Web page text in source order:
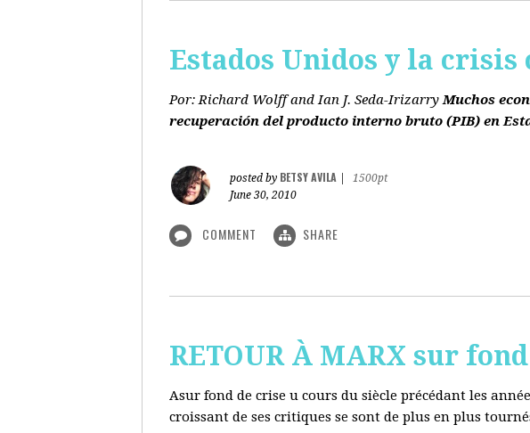
Estados Unidos y la
Por: Richard Wolff and Ian J. Seda-Irizarry Muchos
recuperación del producto interno bruto (PIB) en
posted by BETSY AVILA
1500pt
June 30, 2010
COMMENT SHARE
RETOUR À MARX sur
Asur fond de crise u cours du siècle précédant les
croissant de ses critiques se sont de plus en plus